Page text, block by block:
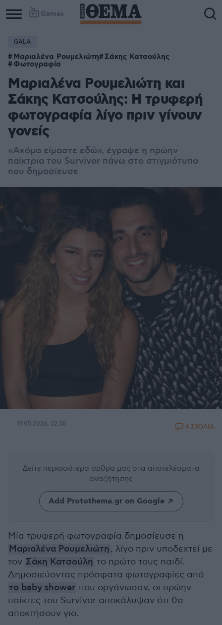
Games
GALA
Μαριαλένα Ρουμελιώτη Σάκης Κατσούλης
Φωτογραφία
Μαριαλένα Ρουμελιώτη και
Σάκης Κατσούλης: Η τρυφερή
φωτογραφία λίγο πριν γίνουν
γονείς
«Ακόμα είμαστε εδώ», έγραψε η πρώην
παίκτρια του Survivor πάνω στο στιγμιότυπο
που δημοσίευσε
19.05.2026, 22:30 4 ΣΧΟΛΙΑ
Δείτε περισσότερα άρθρα μας στα αποτελέσματα
αναζήτησης
Add Protothema.gr on Google
Μία τρυφερή φωτογραφία δημοσίευσε η
Μαριαλένα Ρουμελιώτη, λίγο πριν υποδεχτεί με
τον Σάκη Κατσούλη το πρώτο τους παιδί.
Δημοσιεύοντας πρόσφατα φωτογραφίες από
το baby shower που οργάνωσαν, οι πρώην
παίκτες του Survivor αποκάλυψαν ότι θα
αποκτήσουν γιο.